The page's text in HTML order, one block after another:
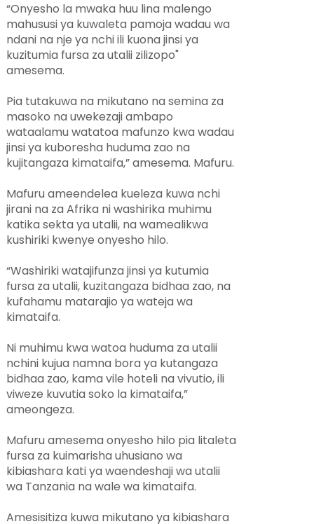
“Onyesho la mwaka huu lina malengo
mahususi ya kuwaleta pamoja wadau wa
ndani na nje ya nchi ili kuona jinsi ya
kuzitumia fursa za utalii zilizopo"
amesema.
Pia tutakuwa na mikutano na semina za
masoko na uwekezaji ambapo
wataalamu watatoa mafunzo kwa wadau
jinsi ya kuboresha huduma zao na
kujitangaza kimataifa,” amesema. Mafuru.
Mafuru ameendelea kueleza kuwa nchi
jirani na za Afrika ni washirika muhimu
katika sekta ya utalii, na wamealikwa
kushiriki kwenye onyesho hilo.
“Washiriki watajifunza jinsi ya kutumia
fursa za utalii, kuzitangaza bidhaa zao, na
kufahamu matarajio ya wateja wa
kimataifa.
Ni muhimu kwa watoa huduma za utalii
nchini kujua namna bora ya kutangaza
bidhaa zao, kama vile hoteli na vivutio, ili
viweze kuvutia soko la kimataifa,”
ameongeza.
Mafuru amesema onyesho hilo pia litaleta
fursa za kuimarisha uhusiano wa
kibiashara kati ya waendeshaji wa utalii
wa Tanzania na wale wa kimataifa.
Amesisitiza kuwa mikutano ya kibiashara